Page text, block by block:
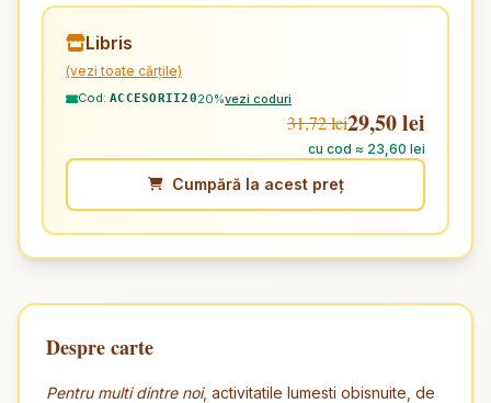
Libris
(vezi toate cărțile)
Cod: ACCESORII2020%vezi coduri
31,72 lei29,50 lei
cu cod ≈ 23,60 lei
Cumpără la acest preț
Despre carte
Pentru multi dintre noi, activitatile lumesti obisnuite, de